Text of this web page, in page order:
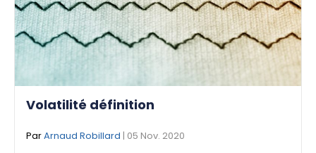
Volatilité définition
ParArnaud Robillard | 05 Nov. 2020